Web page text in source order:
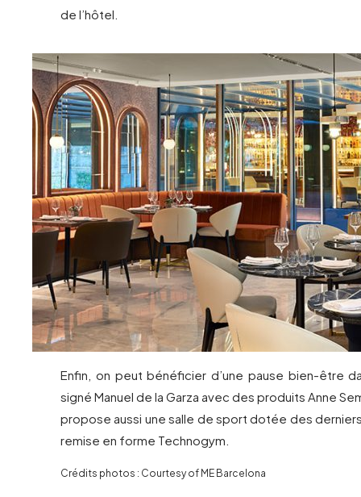
de l’hôtel.
Enfin, on peut bénéficier d’une pause bien-être
signé Manuel de la Garza avec des produits Anne
propose aussi une salle de sport dotée des
remise en forme Technogym.
Crédits photos : Courtesy of ME Barcelona